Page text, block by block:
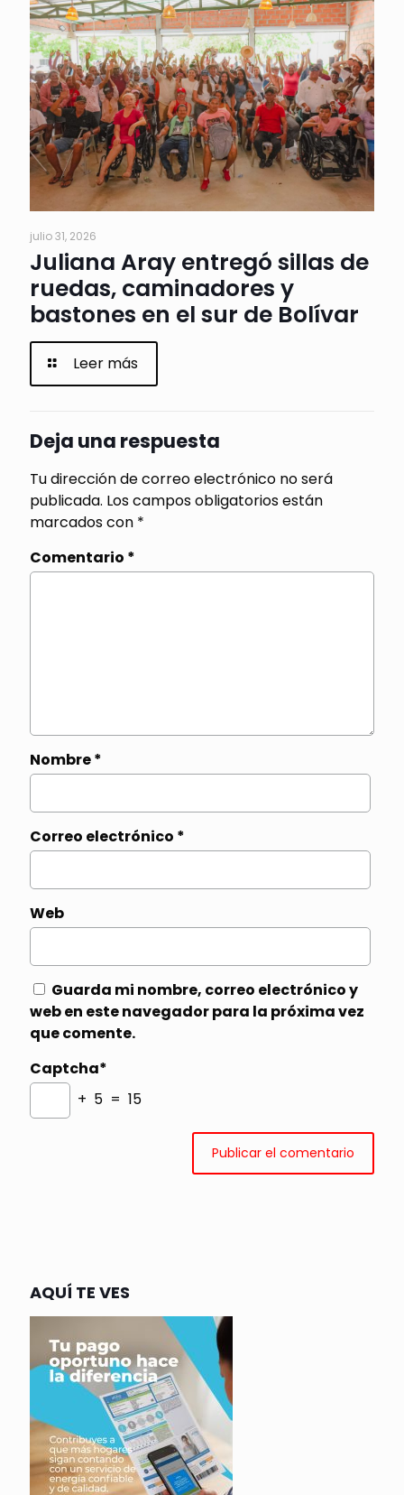
julio 31, 2026
Juliana Aray entregó sillas de
ruedas, caminadores y
bastones en el sur de Bolívar
Leer más
Deja una respuesta
Tu dirección de correo electrónico no será
publicada. Los campos obligatorios están
marcados con *
Comentario *
Nombre*
Correo electrónico *
Web
Guarda mi nombre, correo electrónico y
web en este navegador para la próxima vez
que comente.
Captcha*
+ 5 = 15
AQUÍ TE VES